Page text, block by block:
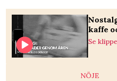
kaffe
Se
NÖJE